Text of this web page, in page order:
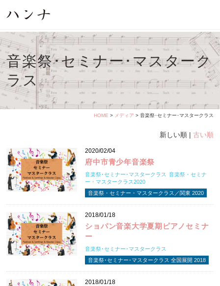
音楽祭･セミナー･マスターク
ラス
HOME > メディア > 音楽祭･セミナー･マスタークラス
新しい順 | 古い順
2020/02/04
府中市青少年音楽祭
音楽祭･セミナー･マスタークラス
音楽祭・セミナ
ー・マスタークラス2020
音楽祭・セミナー・マスタークラス／関東 2020
2018/01/18
ショパン音楽大学夏期ピアノセミナ
ー
音楽祭･セミナー･マスタークラス
音楽祭･セミナー･マスタークラス 全国展開 2018
2018/01/18